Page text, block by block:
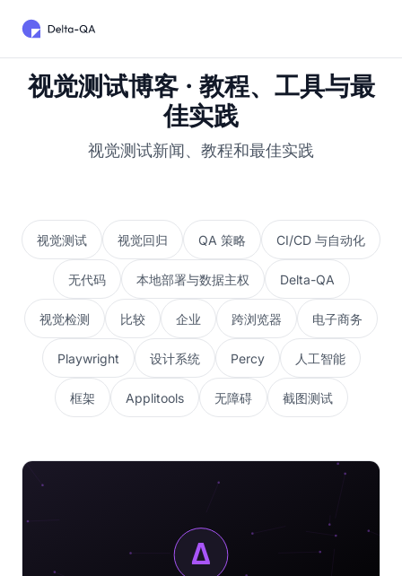
视觉测试博客 · 教程、工具与最
佳实践
视觉测试新闻、教程和最佳实践
视觉测试 视觉回归 QA 策略 CI/CD 与自动化
无代码 本地部署与数据主权 Delta-QA
视觉检测 比较 企业 跨浏览器 电子商务
Playwright 设计系统 Percy 人工智能
框架 Applitools 无障碍 截图测试